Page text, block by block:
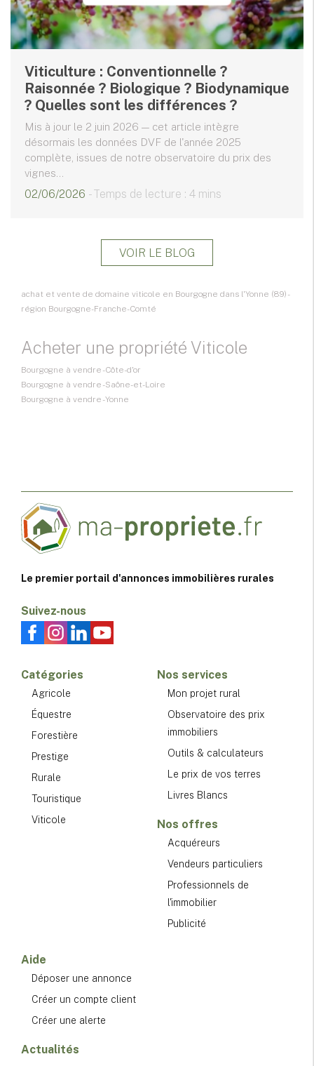
Viticulture : Conventionnelle ?
Raisonnée ? Biologique ? Biodynamique
? Quelles sont les différences ?
Mis à jour le 2 juin 2026 — cet article intègre
désormais les données DVF de l'année 2025
complète, issues de notre observatoire du prix des
vignes...
02/06/2026 - Temps de lecture : 4 mins
VOIR LE BLOG
achat et vente de domaine viticole en Bourgogne dans l'Yonne (89) -
région Bourgogne-Franche-Comté
Acheter une propriété Viticole
Bourgogne à vendre - Côte-d'or
Bourgogne à vendre - Saône-et-Loire
Bourgogne à vendre - Yonne
Le premier portail d'annonces immobilières rurales
Suivez-nous
Catégories
Agricole
Équestre
Forestière
Prestige
Rurale
Touristique
Viticole
Nos services
Mon projet rural
Observatoire des prix
immobiliers
Outils & calculateurs
Le prix de vos terres
Livres Blancs
Nos offres
Acquéreurs
Vendeurs particuliers
Professionnels de
l'immobilier
Publicité
Aide
Déposer une annonce
Créer un compte client
Créer une alerte
Actualités